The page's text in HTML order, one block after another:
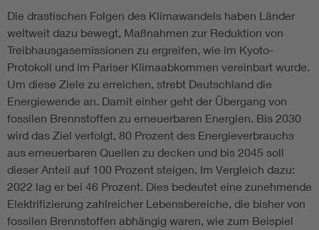
Die drastischen Folgen des Klimawandels haben Länder
weltweit dazu bewegt, Maßnahmen zur Reduktion von
Treibhausgasemissionen zu ergreifen, wie im Kyoto-
Protokoll und im Pariser Klimaabkommen vereinbart wurde.
Um diese Ziele zu erreichen, strebt Deutschland die
Energiewende an. Damit einher geht der Übergang von
fossilen Brennstoffen zu erneuerbaren Energien. Bis 2030
wird das Ziel verfolgt, 80 Prozent des Energieverbrauchs
aus erneuerbaren Quellen zu decken und bis 2045 soll
dieser Anteil auf 100 Prozent steigen. Im Vergleich dazu:
2022 lag er bei 46 Prozent. Dies bedeutet eine zunehmende
Elektrifizierung zahlreicher Lebensbereiche, die bisher von
fossilen Brennstoffen abhängig waren, wie zum Beispiel